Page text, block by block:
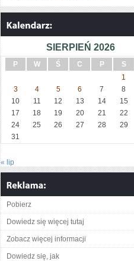
SIERPIEŃ 2026
P W Ś C P S
1
3
4 5 6 7 8
10
11 12 13 14 15
17
18 19 20 21 22
24
25 26 27 28 29
31
« lip
Pobierz
Dowiedz się więcej tutaj
Zobacz więcej informacji
Dowiedz się, jak